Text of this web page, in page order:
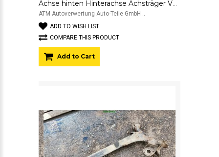
Achse hinten Hinterachse Achsträger VW Fox
ATM Autoverwertung Auto-Teile GmbH ..
ADD TO WISH LIST
COMPARE THIS PRODUCT
Add to Cart